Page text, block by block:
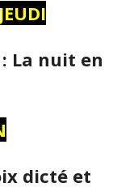
La nuit en
dicté et